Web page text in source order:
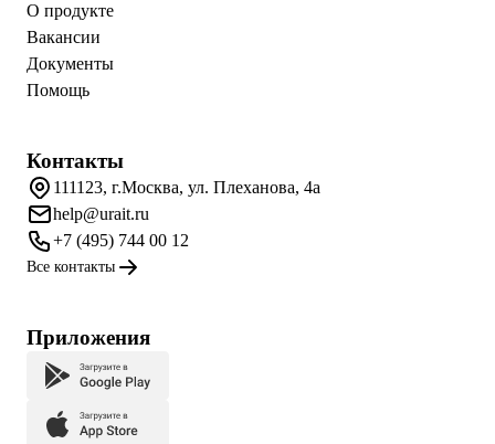
О продукте
Вакансии
Документы
Помощь
Контакты
111123, г.Москва, ул. Плеханова, 4а
help@urait.ru
+7 (495) 744 00 12
Все контакты
Приложения